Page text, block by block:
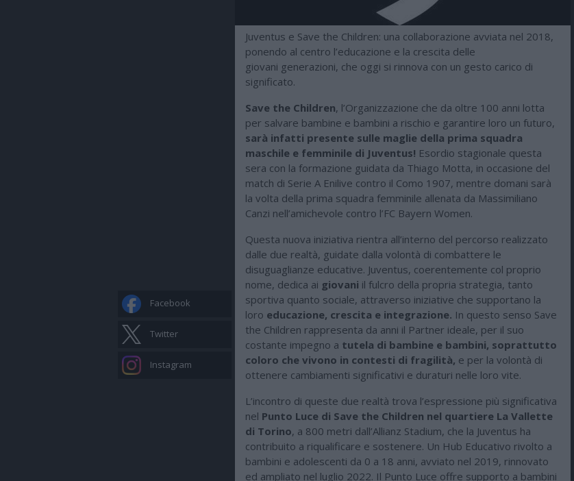
Facebook
Twitter
Instagram
Juventus e Save the Children: una collaborazione avviata nel 2018,
ponendo al centro l’educazione e la crescita delle
giovani generazioni, che oggi si rinnova con un gesto carico di
significato.
Save the Children, l’Organizzazione che da oltre 100 anni lotta
per salvare bambine e bambini a rischio e garantire loro un futuro,
sarà infatti presente sulle maglie della prima squadra
maschile e femminile di Juventus! Esordio stagionale questa
sera con la formazione guidata da Thiago Motta, in occasione del
match di Serie A Enilive contro il Como 1907, mentre domani sarà
la volta della prima squadra femminile allenata da Massimiliano
Canzi nell’amichevole contro l’FC Bayern Women.
Questa nuova iniziativa rientra all’interno del percorso realizzato
dalle due realtà, guidate dalla volontà di combattere le
disuguaglianze educative. Juventus, coerentemente col proprio
nome, dedica ai giovani il fulcro della propria strategia, tanto
sportiva quanto sociale, attraverso iniziative che supportano la
loro educazione, crescita e integrazione. In questo senso Save
the Children rappresenta da anni il Partner ideale, per il suo
costante impegno a tutela di bambine e bambini, soprattutto
coloro che vivono in contesti di fragilità, e per la volontà di
ottenere cambiamenti significativi e duraturi nelle loro vite.
L’incontro di queste due realtà trova l’espressione più significativa
nel Punto Luce di Save the Children nel quartiere La Vallette
di Torino, a 800 metri dall’Allianz Stadium, che la Juventus ha
contribuito a riqualificare e sostenere. Un Hub Educativo rivolto a
bambini e adolescenti da 0 a 18 anni, avviato nel 2019, rinnovato
ed ampliato nel luglio 2022. Il Punto Luce offre supporto a bambini